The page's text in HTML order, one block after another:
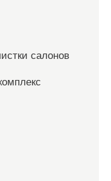
салонов